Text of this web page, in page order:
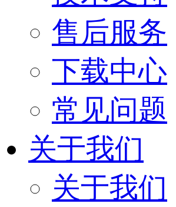
售后服务
下载中心
常见问题
关于我们
关于我们